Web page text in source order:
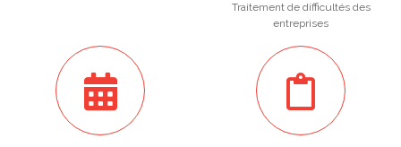
Traitement de difficultés des
entreprises